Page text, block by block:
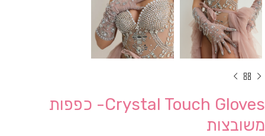
Crystal Touch Gloves- כפפות
משובצות